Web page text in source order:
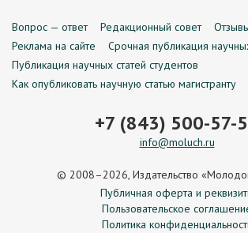
Вопрос — ответ Редакционный совет
Реклама на сайте
Срочная публикация
Публикация научных статей студентов
Как опубликовать научную статью магистранту
+7 (843) 500-57-
info@moluch.ru
© 2008–2026, Издательство
Публичная оферта и
Пользовательское
Политика